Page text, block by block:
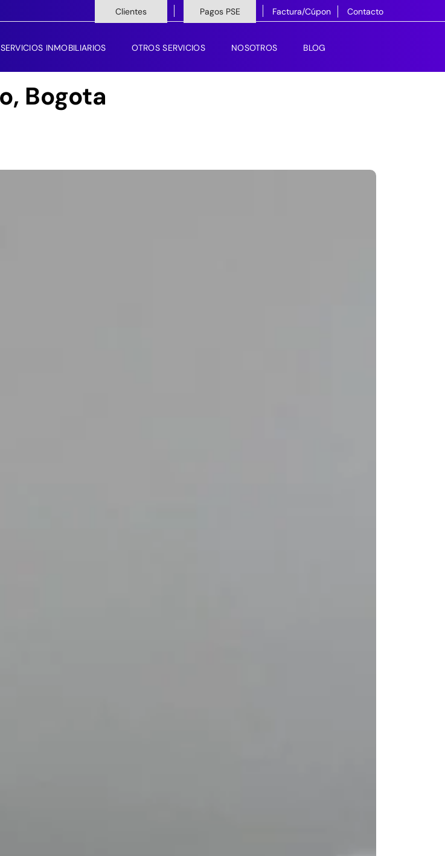
Clientes Pagos PSE Factura/Cúpon Contacto
SERVICIOS INMOBILIARIOS OTROS SERVICIOS NOSOTROS BLOG
Bogota